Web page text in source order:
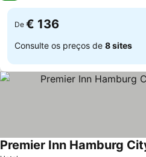
De € 136
Consulte os preços de 8 sites
Premier Inn Hamburg